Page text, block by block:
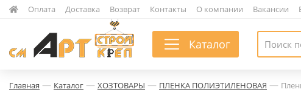
Оплата Доставка Возврат Контакты О компании Вакансии
Каталог
Главная — Каталог — ХОЗТОВАРЫ — ПЛЕНКА ПОЛИЭТИЛЕНОВАЯ —